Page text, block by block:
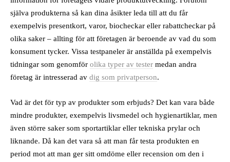
själva produkterna så kan dina åsikter leda till att du får
exempelvis presentkort, varor, biocheckar eller rabattcheckar på
olika saker – allting för att företagen är beroende av vad du som
konsument tycker. Vissa testpaneler är anställda på exempelvis
tidningar som genomför olika typer av tester medan andra
företag är intresserad av dig som privatperson.
Vad är det för typ av produkter som erbjuds? Det kan vara både
mindre produkter, exempelvis livsmedel och hygienartiklar, men
även större saker som sportartiklar eller tekniska prylar och
liknande. Då kan det vara så att man får testa produkten en
period mot att man ger sitt omdöme eller recension om den i